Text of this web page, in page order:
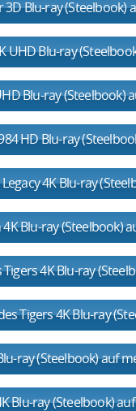
Blu-ray (Steelbook)
UHD Blu-ray
Blu-ray (Steelbook)
HD Blu-ray
4K Blu-ray
Blu-ray (Steelbook)
Tigers 4K Blu-ray
Tigers 4K Blu-ray
ray (Steelbook) auf
Blu-ray (Steelbook)